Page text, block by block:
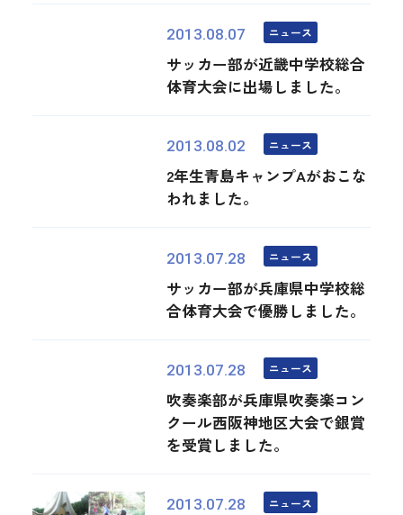
2013.08.07 ニュース
サッカー部が近畿中学校総合
体育大会に出場しました。
2013.08.02 ニュース
2年生青島キャンプAがおこな
われました。
2013.07.28 ニュース
サッカー部が兵庫県中学校総
合体育大会で優勝しました。
2013.07.28 ニュース
吹奏楽部が兵庫県吹奏楽コン
クール西阪神地区大会で銀賞
を受賞しました。
2013.07.28 ニュース